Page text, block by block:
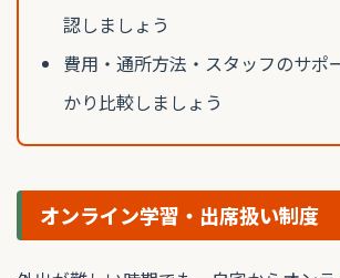
認しましょう
費用・通所方法・スタッフのサポ
かり比較しましょう
オンライン学習・出席扱い制度